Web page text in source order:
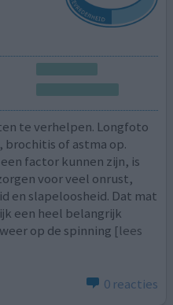
te verhelpen. Longfoto
of astma op.
factor kunnen zijn, is
voor veel onrust,
en slapeloosheid. Dat mat
een heel belangrijk
op de spinning [lees
0 reacties